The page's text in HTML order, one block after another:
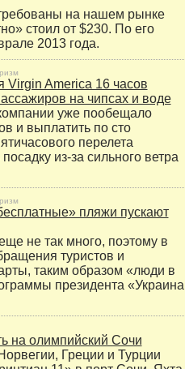
на нашем рынке
стоил от $230. По его
2013 года.
Virgin America 16 часов
на чипсах и воде
уже пообещало
и выплатить по сто
перелета
из-за сильного ветра
пляжи пускают
не так много, поэтому в
туристов и
таким образом «люди в
президента «Украина
на олимпийский Сочи
Греции и Турции